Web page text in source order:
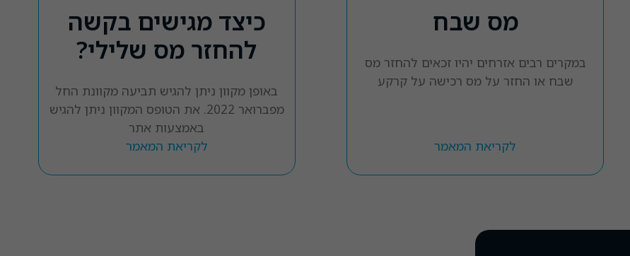
מס שבח
במקרים רבים אזרחים יהיו זכאים להחזר מס
שבח או החזר על מס רכישה על קרקע
לקריאת המאמר
כיצד מגישים בקשה
להחזר מס שלילי?
באופן מקוון ניתן להגיש תביעה מקוונת החל
מפברואר 2022. את הטופס המקוון ניתן להגיש
באמצעות אתר
לקריאת המאמר
קובצי
אלה אינם